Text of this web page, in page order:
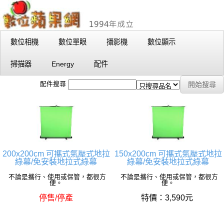
數位相機 數位單眼 攝影機 數位顯示
掃描器 Energy 配件
配件搜尋
200x200cm 可攜式氣壓式地拉
綠幕/免安裝地拉式綠幕
不論是攜行、使用或保管，都很方
便。
停售/停產
150x200cm 可攜式氣壓式地拉
綠幕/免安裝地拉式綠幕
不論是攜行、使用或保管，都很方
便。
特價：3,590元